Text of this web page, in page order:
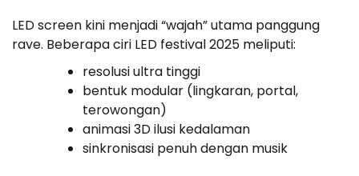
LED screen kini menjadi “wajah” utama panggung
rave. Beberapa ciri LED festival 2025 meliputi:
resolusi ultra tinggi
bentuk modular (lingkaran, portal,
terowongan)
animasi 3D ilusi kedalaman
sinkronisasi penuh dengan musik